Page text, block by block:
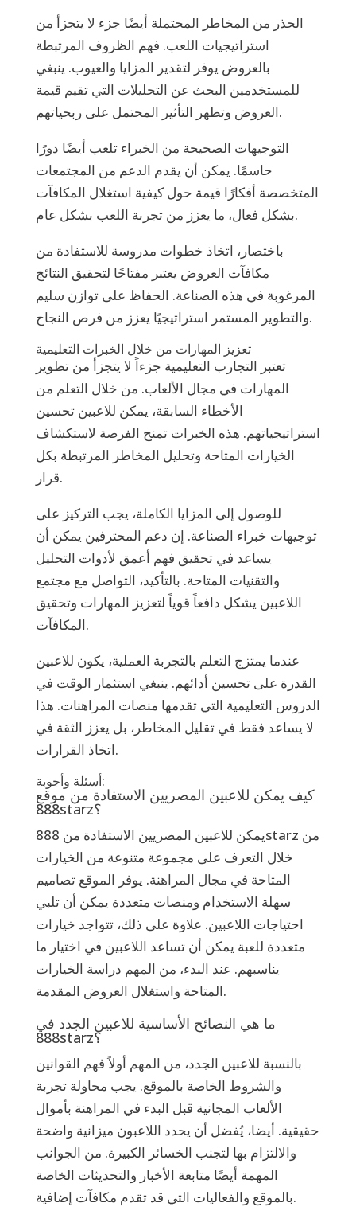
الحذر من المخاطر المحتملة أيضًا جزء لا يتجزأ من
استراتيجيات اللعب. فهم الظروف المرتبطة
بالعروض يوفر لتقدير المزايا والعيوب. ينبغي
للمستخدمين البحث عن التحليلات التي تقيم قيمة
العروض وتظهر التأثير المحتمل على ربحياتهم.
التوجيهات الصحيحة من الخبراء تلعب أيضًا دورًا
حاسمًا. يمكن أن يقدم الدعم من المجتمعات
المتخصصة أفكارًا قيمة حول كيفية استغلال المكافآت
بشكل فعال، ما يعزز من تجربة اللعب بشكل عام.
باختصار، اتخاذ خطوات مدروسة للاستفادة من
مكافآت العروض يعتبر مفتاحًا لتحقيق النتائج
المرغوبة في هذه الصناعة. الحفاظ على توازن سليم
والتطوير المستمر استراتيجيًا يعزز من فرص النجاح.
تعزيز المهارات من خلال الخبرات التعليمية
تعتبر التجارب التعليمية جزءاً لا يتجزأ من تطوير
المهارات في مجال الألعاب. من خلال التعلم من
الأخطاء السابقة، يمكن للاعبين تحسين
استراتيجياتهم. هذه الخبرات تمنح الفرصة لاستكشاف
الخيارات المتاحة وتحليل المخاطر المرتبطة بكل
قرار.
للوصول إلى المزايا الكاملة، يجب التركيز على
توجيهات خبراء الصناعة. إن دعم المحترفين يمكن أن
يساعد في تحقيق فهم أعمق لأدوات التحليل
والتقنيات المتاحة. بالتأكيد، التواصل مع مجتمع
اللاعبين يشكل دافعاً قوياً لتعزيز المهارات وتحقيق
المكافآت.
عندما يمتزج التعلم بالتجربة العملية، يكون للاعبين
القدرة على تحسين أدائهم. ينبغي استثمار الوقت في
الدروس التعليمية التي تقدمها منصات المراهنات. هذا
لا يساعد فقط في تقليل المخاطر، بل يعزز الثقة في
اتخاذ القرارات.
أسئلة وأجوبة:
كيف يمكن للاعبين المصريين الاستفادة من موقع
888starz؟
يمكن للاعبين المصريين الاستفادة من 888starz من
خلال التعرف على مجموعة متنوعة من الخيارات
المتاحة في مجال المراهنة. يوفر الموقع تصاميم
سهلة الاستخدام ومنصات متعددة يمكن أن تلبي
احتياجات اللاعبين. علاوة على ذلك، تتواجد خيارات
متعددة للعبة يمكن أن تساعد اللاعبين في اختيار ما
يناسبهم. عند البدء، من المهم دراسة الخيارات
المتاحة واستغلال العروض المقدمة.
ما هي النصائح الأساسية للاعبين الجدد في
888starz؟
بالنسبة للاعبين الجدد، من المهم أولاً فهم القوانين
والشروط الخاصة بالموقع. يجب محاولة تجربة
الألعاب المجانية قبل البدء في المراهنة بأموال
حقيقية. أيضا، يُفضل أن يحدد اللاعبون ميزانية واضحة
والالتزام بها لتجنب الخسائر الكبيرة. من الجوانب
المهمة أيضًا متابعة الأخبار والتحديثات الخاصة
بالموقع والفعاليات التي قد تقدم مكافآت إضافية.